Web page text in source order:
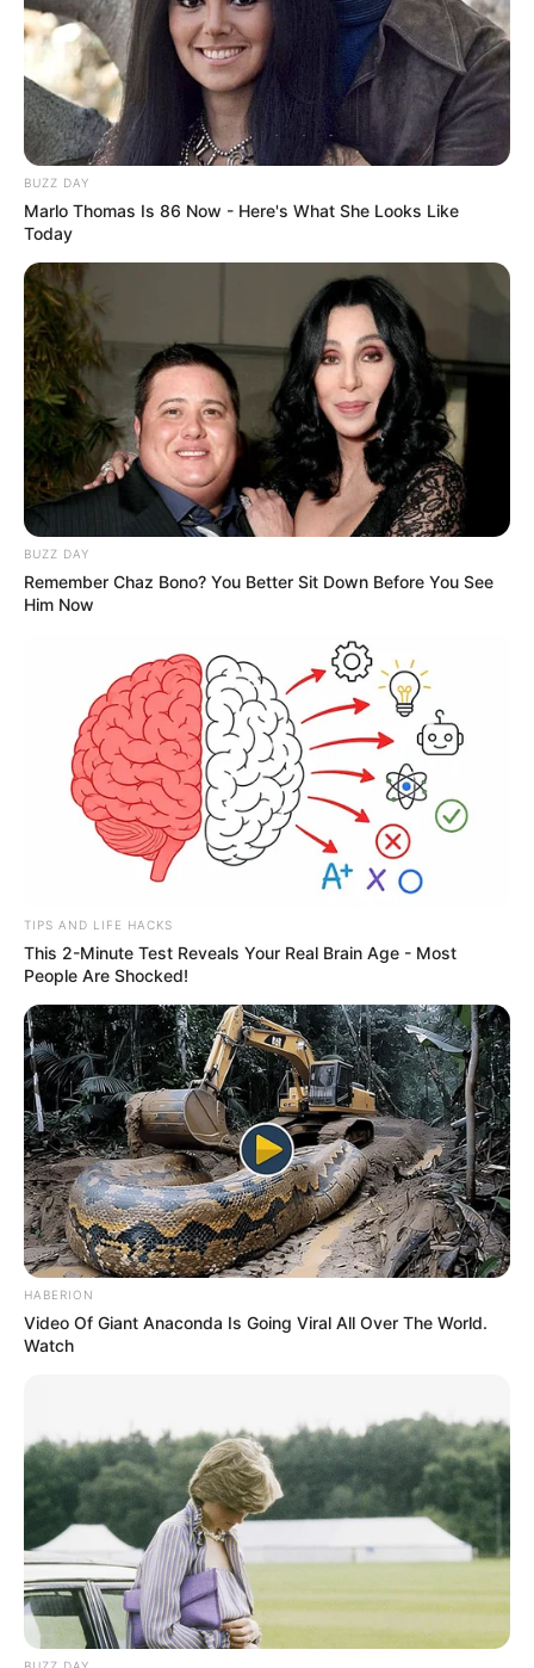
BUZZ DAY
Marlo Thomas Is 86 Now - Here's What She Looks Like
Today
BUZZ DAY
Remember Chaz Bono? You Better Sit Down Before You See
Him Now
TIPS AND LIFE HACKS
This 2-Minute Test Reveals Your Real Brain Age - Most
People Are Shocked!
HABERION
Video Of Giant Anaconda Is Going Viral All Over The World.
Watch